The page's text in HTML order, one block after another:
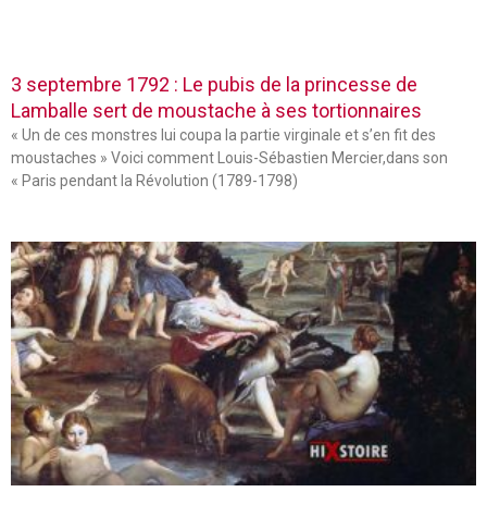
3 septembre 1792 : Le pubis de la princesse de
Lamballe sert de moustache à ses tortionnaires
« Un de ces monstres lui coupa la partie virginale et s’en fit des
moustaches » Voici comment Louis-Sébastien Mercier,dans son
« Paris pendant la Révolution (1789-1798)